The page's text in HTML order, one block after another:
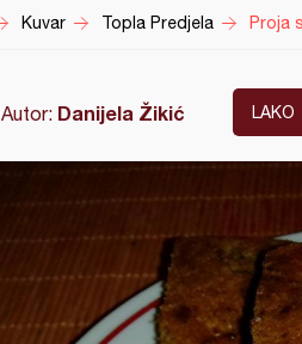
Kuvar Topla Predjela Proja
Autor: Danijela Žikić LAKO